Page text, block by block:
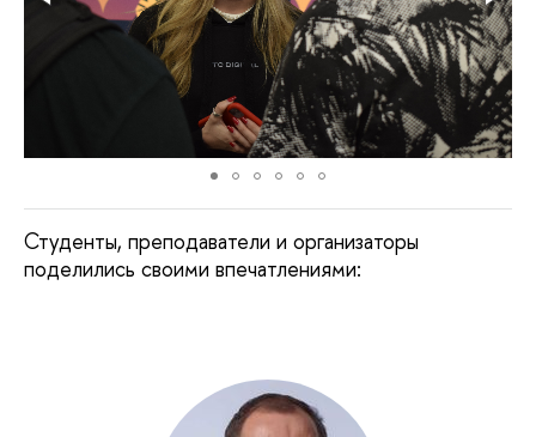
Студенты, преподаватели и организаторы
поделились своими впечатлениями: